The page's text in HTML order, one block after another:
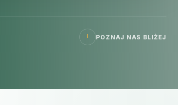
POZNAJ NAS BLIŻEJ